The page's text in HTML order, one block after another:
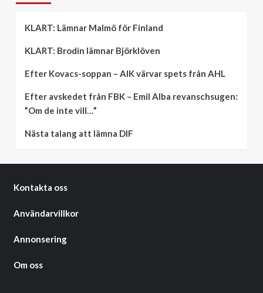
KLART: Lämnar Malmö för Finland
KLART: Brodin lämnar Björklöven
Efter Kovacs-soppan – AIK värvar spets från AHL
Efter avskedet från FBK – Emil Alba revanschsugen:
”Om de inte vill…”
Nästa talang att lämna DIF
Kontakta oss
Användarvillkor
Annonsering
Om oss